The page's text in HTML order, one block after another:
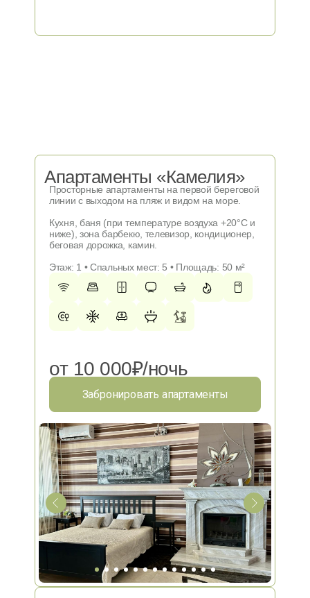
Апартаменты «Камелия»
Просторные апартаменты на первой береговой
линии с выходом на пляж и видом на море.
Кухня, баня (при температуре воздуха +20°C и
ниже), зона барбекю, телевизор, кондиционер,
беговая дорожка, камин.
Этаж: 1 • Спальных мест: 5 • Площадь: 50 м²
от 10 000₽/ночь
Забронировать апартаменты